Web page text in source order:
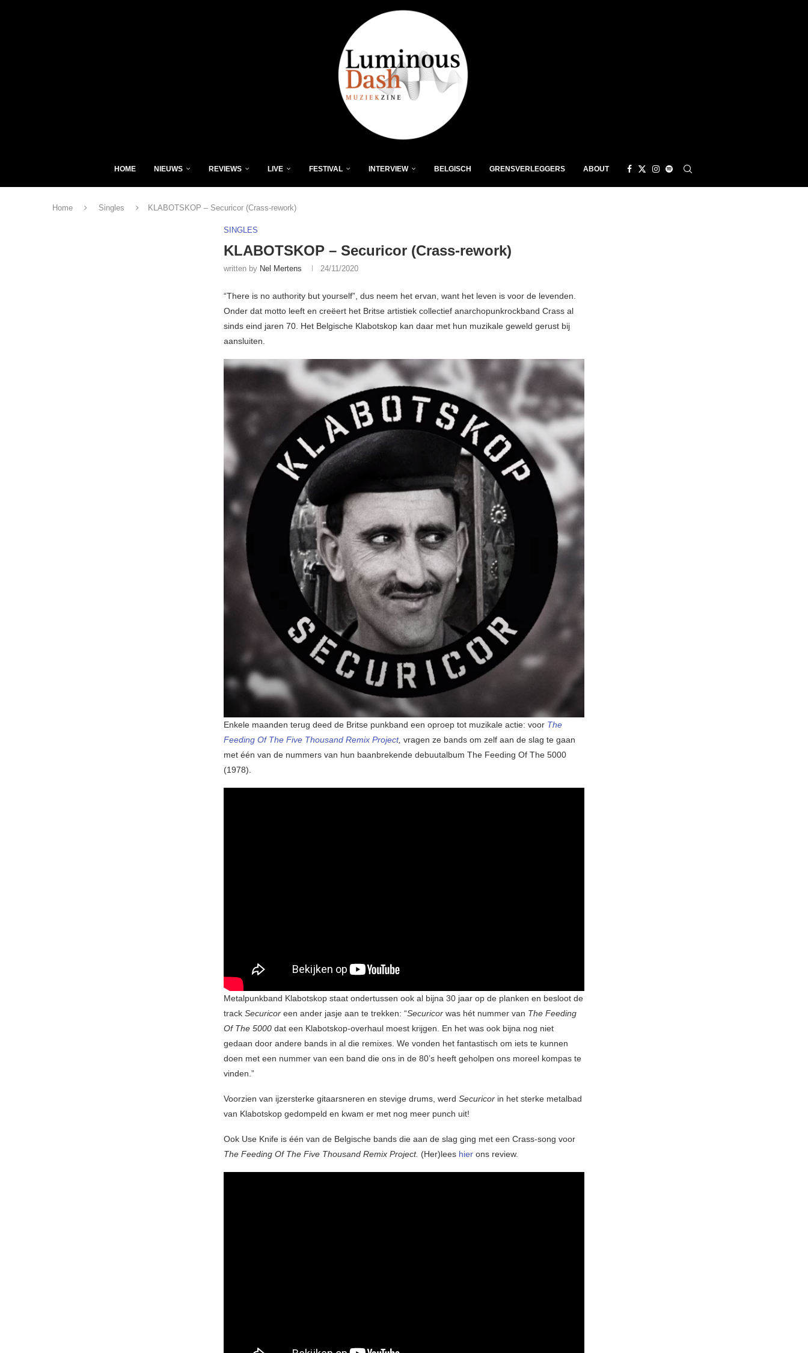
HOME NIEUWS REVIEWS LIVE FESTIVAL INTERVIEW BELGISCH GRENSVERLEGGERS ABOUT
Home Singles KLABOTSKOP – Securicor (Crass-rework)
SINGLES
KLABOTSKOP – Securicor (Crass-rework)
written by Nel Mertens 24/11/2020
“There is no authority but yourself”, dus neem het ervan, want het leven is voor de levenden.
Onder dat motto leeft en creëert het Britse artistiek collectief anarchopunkrockband Crass al
sinds eind jaren 70. Het Belgische Klabotskop kan daar met hun muzikale geweld gerust bij
aansluiten.
Enkele maanden terug deed de Britse punkband een oproep tot muzikale actie: voor The
Feeding Of The Five Thousand Remix Project, vragen ze bands om zelf aan de slag te gaan
met één van de nummers van hun baanbrekende debuutalbum The Feeding Of The 5000
(1978).
Metalpunkband Klabotskop staat ondertussen ook al bijna 30 jaar op de planken en besloot de
track Securicor een ander jasje aan te trekken: “Securicor was hét nummer van The Feeding
Of The 5000 dat een Klabotskop-overhaul moest krijgen. En het was ook bijna nog niet
gedaan door andere bands in al die remixes. We vonden het fantastisch om iets te kunnen
doen met een nummer van een band die ons in de 80’s heeft geholpen ons moreel kompas te
vinden.”
Voorzien van ijzersterke gitaarsneren en stevige drums, werd Securicor in het sterke metalbad
van Klabotskop gedompeld en kwam er met nog meer punch uit!
Ook Use Knife is één van de Belgische bands die aan de slag ging met een Crass-song voor
The Feeding Of The Five Thousand Remix Project. (Her)lees hier ons review.